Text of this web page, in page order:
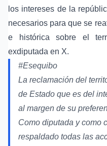
los intereses de la
necesarios para que se
e histórica sobre el
exdiputada en X.
#Esequibo
La reclamación del
de Estado que es del
al margen de su
Como diputada y como
respaldado todas las